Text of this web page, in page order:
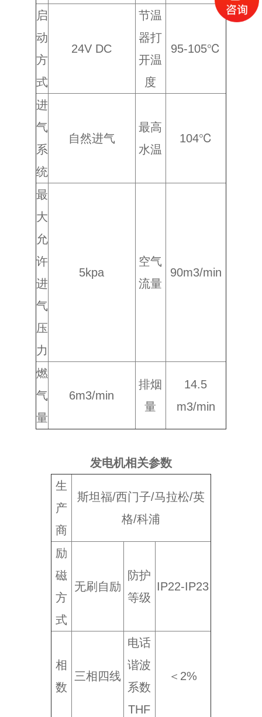
启
动
方
式
24V DC
节温
器打
开温
度
95-105℃
进
气
系
统
自然进气
最高
水温
104℃
最
大
允
许
进
气
压
力
5kpa
空气
流量
90m3/min
燃
气
量
6m3/min
排烟
量
14.5
m3/min
发电机相关参数
生
产
商
斯坦福/西门子/马拉松/英
格/科浦
励
磁
方
式
无刷自励
防护
等级
IP22-IP23
相
数
三相四线
电话
谐波
系数
THF
＜2%